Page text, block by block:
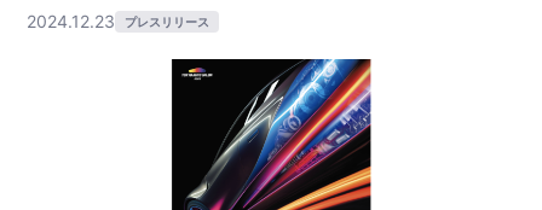
2024.12.23 プレスリリース